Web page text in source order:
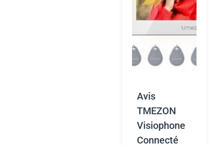
Avis
TMEZON
Visiophone
Connecté